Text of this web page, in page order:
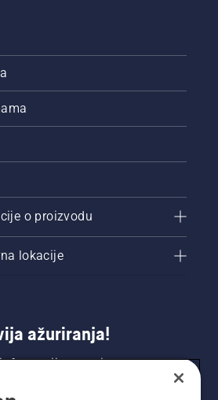
o proizvodu
lokacije
ažuriranja!
o novim
ponudama i još mnogo